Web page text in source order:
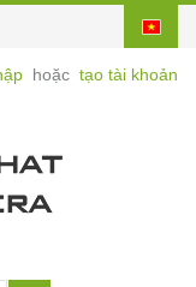
hoặc tạo tài khoản